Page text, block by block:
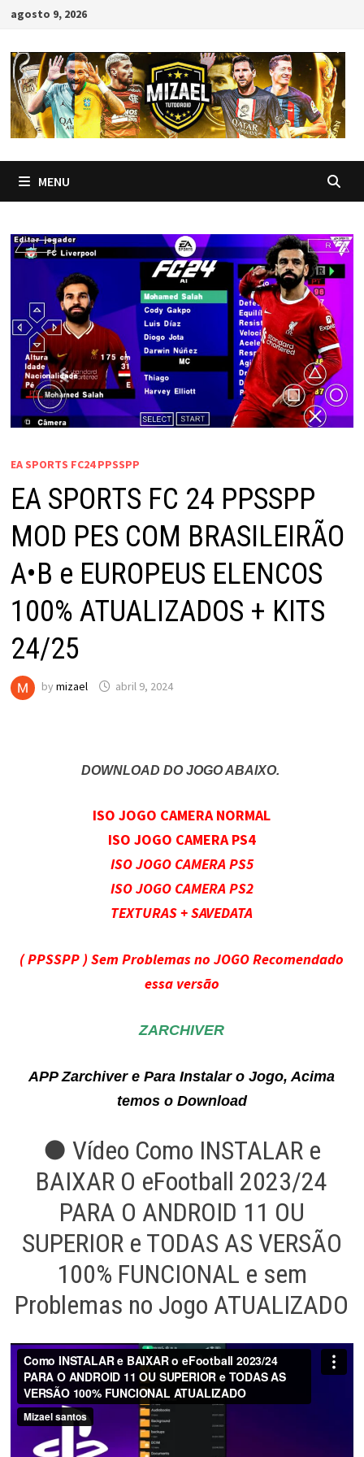
Skip
content
agosto 9, 2026
MENU
EA SPORTS FC24 PPSSPP
EA SPORTS FC 24 PPSSPP
MOD PES COM BRASILEIRÃO
A•B e EUROPEUS ELENCOS
100% ATUALIZADOS + KITS
24/25
by mizael abril 9, 2024
DOWNLOAD DO JOGO ABAIXO.
ISO JOGO CAMERA NORMAL
ISO JOGO CAMERA PS4
ISO JOGO CAMERA PS5
ISO JOGO CAMERA PS2
TEXTURAS + SAVEDATA
( PPSSPP ) Sem Problemas no JOGO Recomendado
essa versão
ZARCHIVER
APP Zarchiver e Para Instalar o Jogo, Acima
temos o Download
● Vídeo Como INSTALAR e
BAIXAR O eFootball 2023/24
PARA O ANDROID 11 OU
SUPERIOR e TODAS AS VERSÃO
100% FUNCIONAL e sem
Problemas no Jogo ATUALIZADO